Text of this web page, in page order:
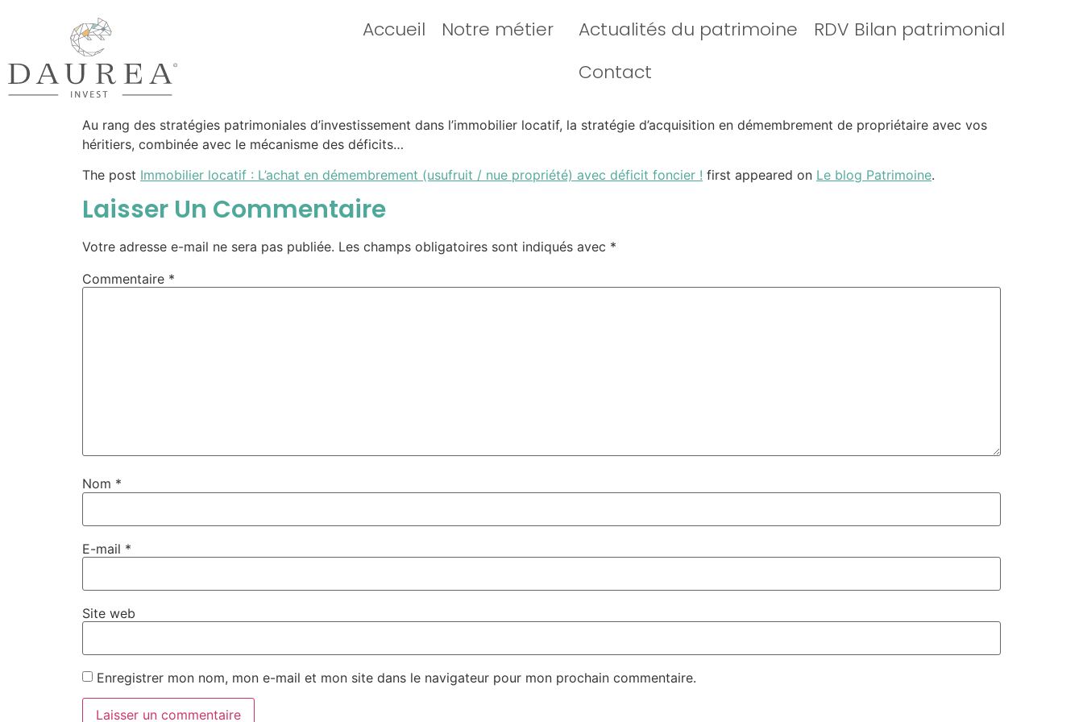
Accueil Notre métier Actualités du patrimoine
RDV Bilan patrimonial
Contact
Au rang des stratégies patrimoniales d’investissement dans l’immobilier locatif, la stratégie d’acquisition en démembrement de propriétaire avec vos
héritiers, combinée avec le mécanisme des déficits…
The post Immobilier locatif : L’achat en démembrement (usufruit / nue propriété) avec déficit foncier ! first appeared on Le blog Patrimoine.
Laisser Un Commentaire
Votre adresse e-mail ne sera pas publiée. Les champs obligatoires sont indiqués avec *
Commentaire *
Nom *
E-mail *
Site web
Enregistrer mon nom, mon e-mail et mon site dans le navigateur pour mon prochain commentaire.